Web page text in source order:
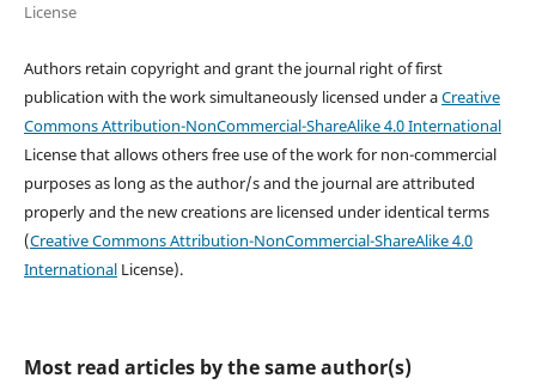
License
Authors retain copyright and grant the journal right of first
publication with the work simultaneously licensed under aCreative
Commons Attribution-NonCommercial-ShareAlike 4.0 International
License that allows others free use of the work for non-commercial
purposes as long as the author/s and the journal are attributed
properly and the new creations are licensed under identical terms
(Creative Commons Attribution-NonCommercial-ShareAlike 4.0
InternationalLicense).
Most read articles by the same author(s)